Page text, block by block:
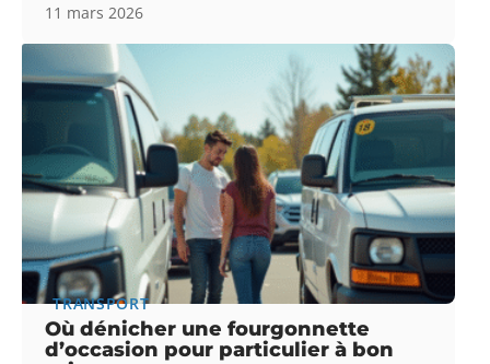
11 mars 2026
TRANSPORT
Où dénicher une fourgonnette
d’occasion pour particulier à bon